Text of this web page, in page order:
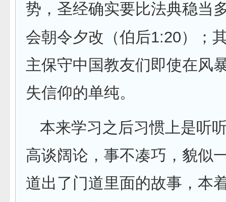
势，圣经确实要比法典稳当
会朝令夕改（伯后1:20）；
主保守中国教友们即使在风
失信仰的单纯。
本来学习之后习惯上是听
高谈阔论，事不凑巧，貌似
道出了门道里面的故事，本